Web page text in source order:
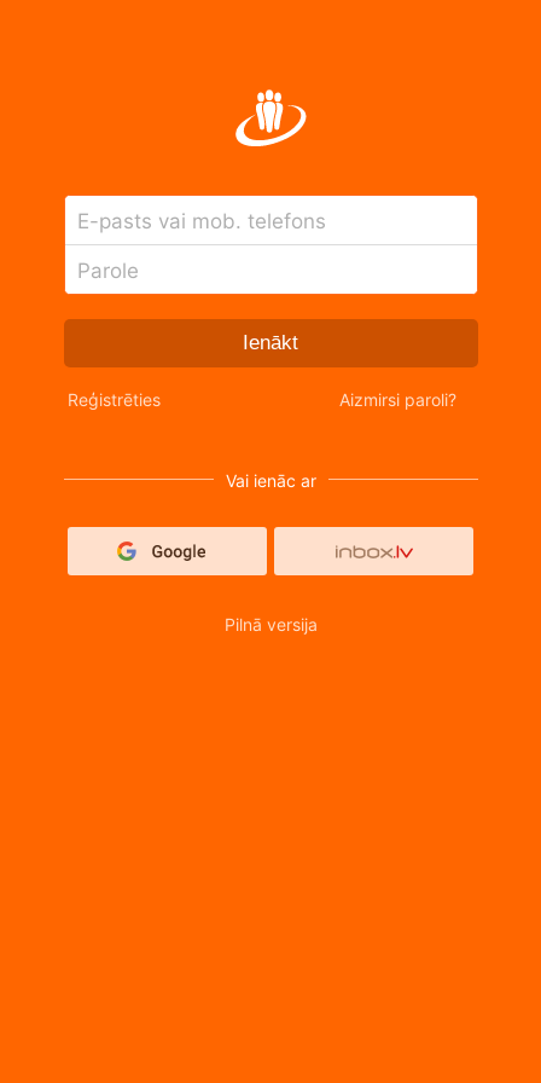
E-pasts vai mob. telefons
Parole
Ienākt
Reģistrēties Aizmirsi paroli?
Vai ienāc ar
Pilnā versija